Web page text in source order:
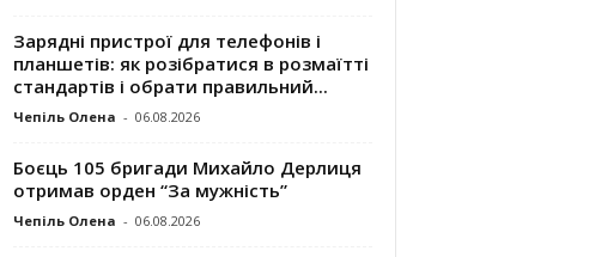
Зарядні пристрої для телефонів і
планшетів: як розібратися в розмаїтті
стандартів і обрати правильний...
Чепіль Олена - 06.08.2026
Боєць 105 бригади Михайло Дерлиця
отримав орден “За мужність”
Чепіль Олена - 06.08.2026